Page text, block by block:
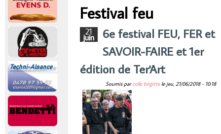
Vous êtes ici
Festival feu
21
juin
6e festival FEU, FER et
SAVOIR-FAIRE et 1er
édition de Ter'Art
Soumis parcolle brigittele jeu, 21/06/2018 - 10:18
n
c
p